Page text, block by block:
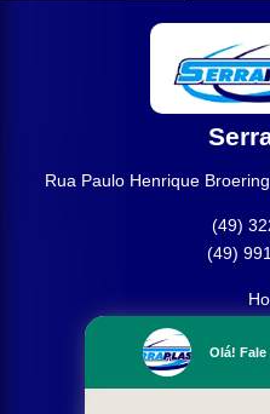
Rua Paulo Henrique
(49)
(49)
Olá!